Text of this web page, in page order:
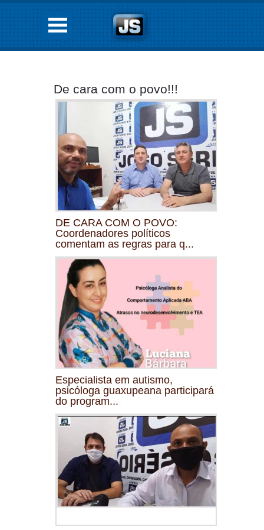
De cara com o povo!!!
DE CARA COM O POVO:
Coordenadores políticos
comentam as regras para q...
Especialista em autismo,
psicóloga guaxupeana participará
do program...